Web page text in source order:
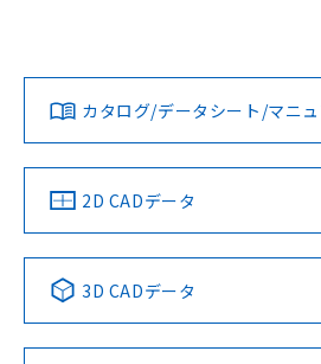
ダウンロードデータをご利用いただ
みください。
ソフトウェアの使用条件
対応済み
中国 RoHS 注意事項・凡例
Pb Hg
LR型式承認
（イギリス
船舶規格）
DNV型式承認
（ノルウェー
Yes No
この製品の規格
その他の認証はこちらのペ
カタログ/データシート/マニ
2D CADデータ
3D CADデータ